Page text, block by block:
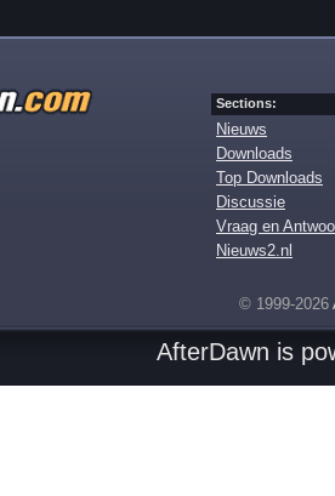
Sections:
Nieuws
Downloads
Top Downloads
Discussie
Vraag en
Nieuws2.nl
© 1999-2026
AfterDawn is